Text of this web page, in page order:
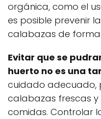
orgánica, como el
es posible prevenir
calabazas de
Evitar que se
huerto no es una
cuidado adecuado,
calabazas frescas y
comidas. Controlar